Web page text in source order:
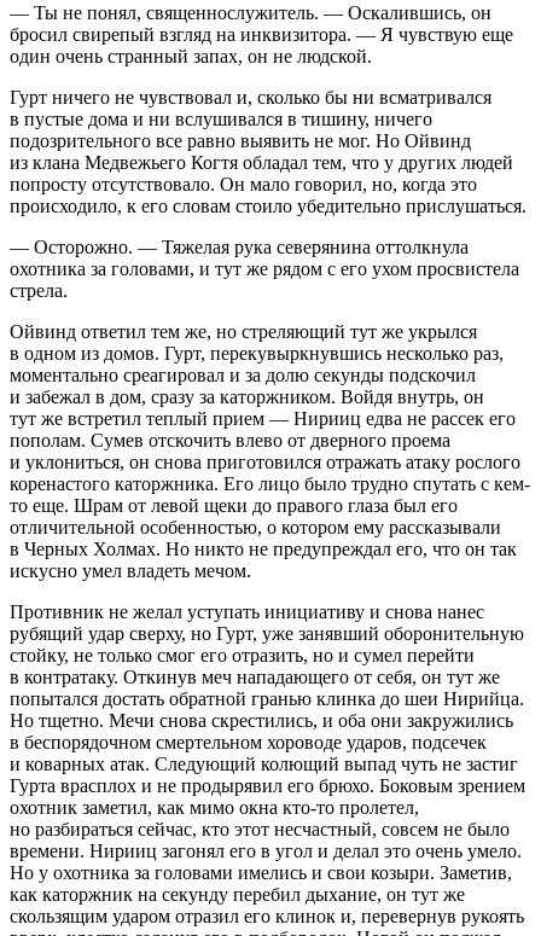
— Ты не понял, священнослужитель. — Оскалившись, он
бросил свирепый взгляд на инквизитора. — Я чувствую еще
один очень странный запах, он не людской.
Гурт ничего не чувствовал и, сколько бы ни всматривался
в пустые дома и ни вслушивался в тишину, ничего
подозрительного все равно выявить не мог. Но Ойвинд
из клана Медвежьего Когтя обладал тем, что у других людей
попросту отсутствовало. Он мало говорил, но, когда это
происходило, к его словам стоило убедительно прислушаться.
— Осторожно. — Тяжелая рука северянина оттолкнула
охотника за головами, и тут же рядом с его ухом просвистела
стрела.
Ойвинд ответил тем же, но стреляющий тут же укрылся
в одном из домов. Гурт, перекувыркнувшись несколько раз,
моментально среагировал и за долю секунды подскочил
и забежал в дом, сразу за каторжником. Войдя внутрь, он
тут же встретил теплый прием — Нирииц едва не рассек его
пополам. Сумев отскочить влево от дверного проема
и уклониться, он снова приготовился отражать атаку рослого
коренастого каторжника. Его лицо было трудно спутать с кем-
то еще. Шрам от левой щеки до правого глаза был его
отличительной особенностью, о котором ему рассказывали
в Черных Холмах. Но никто не предупреждал его, что он так
искусно умел владеть мечом.
Противник не желал уступать инициативу и снова нанес
рубящий удар сверху, но Гурт, уже занявший оборонительную
стойку, не только смог его отразить, но и сумел перейти
в контратаку. Откинув меч нападающего от себя, он тут же
попытался достать обратной гранью клинка до шеи Нирийца.
Но тщетно. Мечи снова скрестились, и оба они закружились
в беспорядочном смертельном хороводе ударов, подсечек
и коварных атак. Следующий колющий выпад чуть не застиг
Гурта врасплох и не продырявил его брюхо. Боковым зрением
охотник заметил, как мимо окна кто-то пролетел,
но разбираться сейчас, кто этот несчастный, совсем не было
времени. Нирииц загонял его в угол и делал это очень умело.
Но у охотника за головами имелись и свои козыри. Заметив,
как каторжник на секунду перебил дыхание, он тут же
скользящим ударом отразил его клинок и, перевернув рукоять